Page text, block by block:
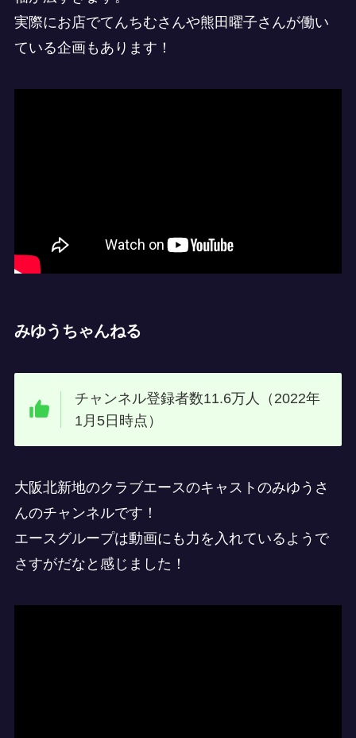
実際にお店でてんちむさんや熊田曜子さんが働い
ている企画もあります！
みゆうちゃんねる
チャンネル登録者数11.6万人（2022年
1月5日時点）
大阪北新地のクラブエースのキャストのみゆうさ
んのチャンネルです！
エースグループは動画にも力を入れているようで
さすがだなと感じました！